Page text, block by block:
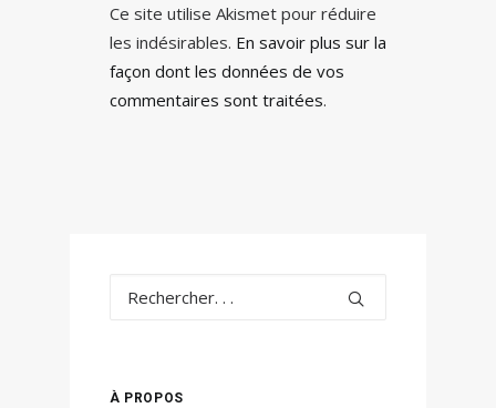
Ce site utilise Akismet pour réduire
les indésirables. En savoir plus sur la
façon dont les données de vos
commentaires sont traitées.
À PROPOS